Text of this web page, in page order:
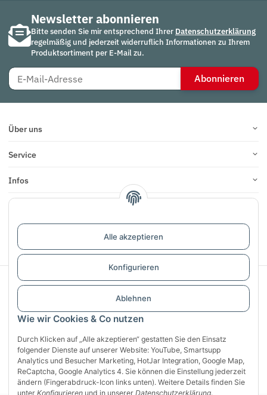
Wie wir Cookies & Co nutzen
Durch Klicken auf „Alle akzeptieren“ gestatten Sie den Einsatz
folgender Dienste auf unserer Website: YouTube, Smartsupp
Analytics und Besucher Marketing, HotJar Integration, Google Map,
ReCaptcha, Google Analytics 4. Sie können die Einstellung jederzeit
ändern (Fingerabdruck-Icon links unten). Weitere Details finden Sie
unter Konfigurieren und in unserer Datenschutzerklärung.
Alle akzeptieren
Konfigurieren
Ablehnen
Newsletter abonnieren
Bitte senden Sie mir entsprechend Ihrer Datenschutzerklärung
regelmäßig und jederzeit widerruflich Informationen zu Ihrem
Produktsortiment per E-Mail zu.
Abonnieren
Über uns
Service
Infos
Bewertungen
Vertrag widerrufen
Sichere Zahlung mit: